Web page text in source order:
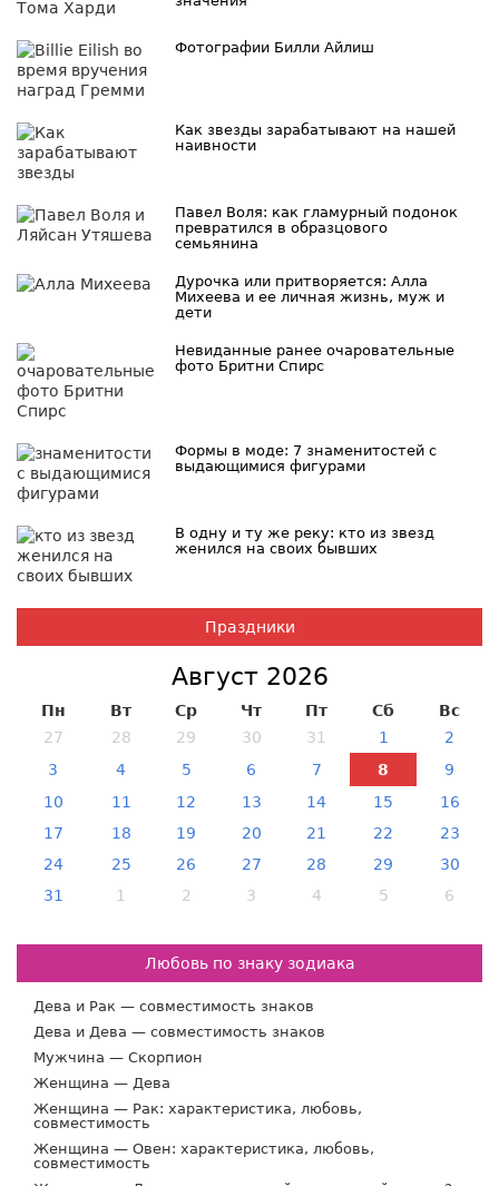
Фотографии Билли Айлиш
Как звезды зарабатывают на нашей
наивности
Павел Воля: как гламурный подонок
превратился в образцового
семьянина
Дурочка или притворяется: Алла
Михеева и ее личная жизнь, муж и
дети
Невиданные ранее очаровательные
фото Бритни Спирс
Формы в моде: 7 знаменитостей с
выдающимися фигурами
В одну и ту же реку: кто из звезд
женился на своих бывших
Праздники
Август 2026
Пн Вт Ср Чт Пт Сб
Вс
27
28 29 30 31 1
2
3
4 5 6 7 8
9
10
11 12 13 14 15
16
17
18 19 20 21 22
23
24
25 26 27 28 29
30
31
1 2 3 4 5 6
Любовь по знаку зодиака
Дева и Рак — совместимость знаков
Дева и Дева — совместимость знаков
Мужчина — Скорпион
Женщина — Дева
Женщина — Рак: характеристика, любовь,
совместимость
Женщина — Овен: характеристика, любовь,
совместимость